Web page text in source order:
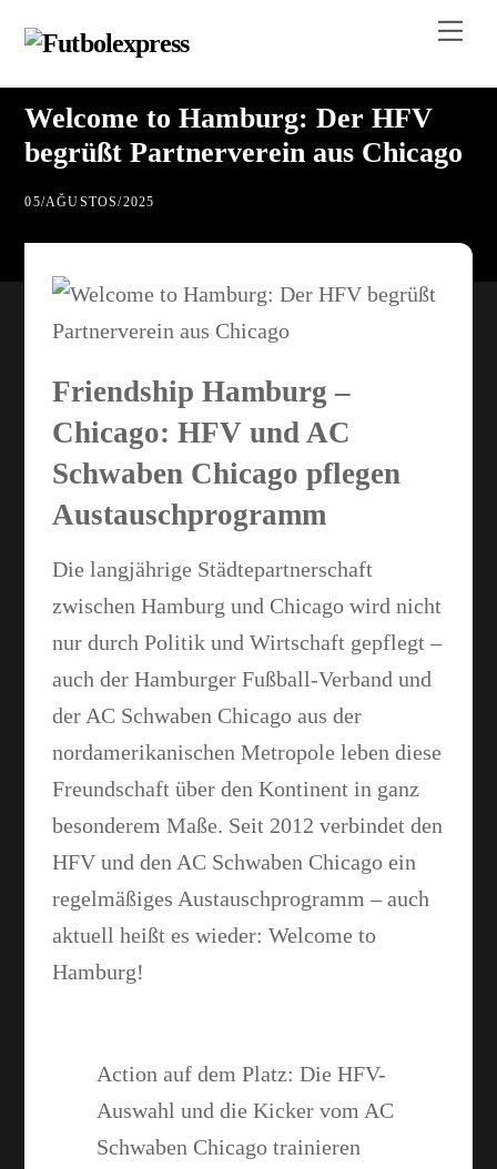
content
Welcome to Hamburg: Der HFV
begrüßt Partnerverein aus Chicago
05/AĞUSTOS/2025
Friendship Hamburg –
Chicago: HFV und AC
Schwaben Chicago pflegen
Austauschprogramm
Die langjährige Städtepartnerschaft
zwischen Hamburg und Chicago wird nicht
nur durch Politik und Wirtschaft gepflegt –
auch der Hamburger Fußball-Verband und
der AC Schwaben Chicago aus der
nordamerikanischen Metropole leben diese
Freundschaft über den Kontinent in ganz
besonderem Maße. Seit 2012 verbindet den
HFV und den AC Schwaben Chicago ein
regelmäßiges Austauschprogramm – auch
aktuell heißt es wieder: Welcome to
Hamburg!
Action auf dem Platz: Die HFV-
Auswahl und die Kicker vom AC
Schwaben Chicago trainieren